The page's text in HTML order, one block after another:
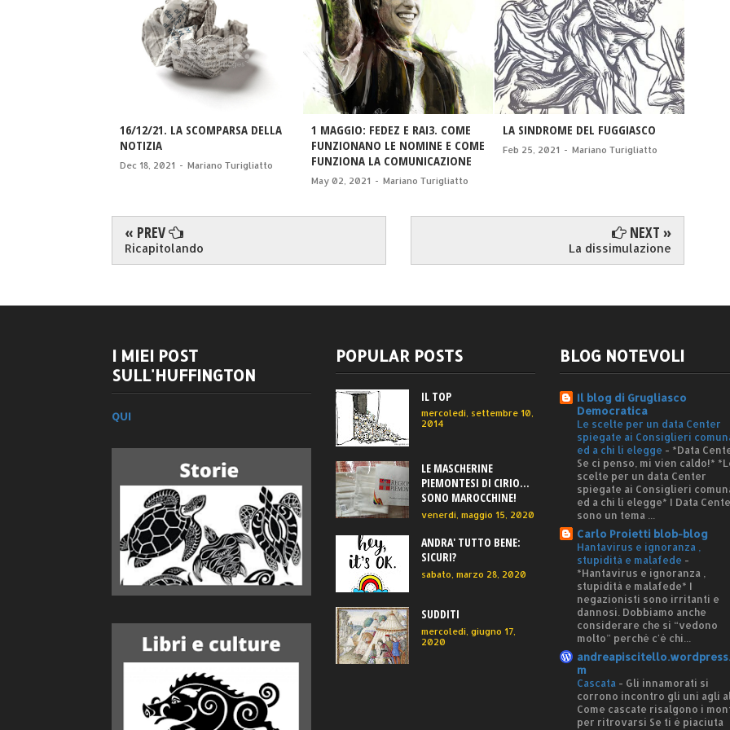
16/12/21. LA SCOMPARSA DELLA
NOTIZIA
Dec 18, 2021 - Mariano Turigliatto
1 MAGGIO: FEDEZ E RAI3. COME
FUNZIONANO LE NOMINE E COME
FUNZIONA LA COMUNICAZIONE
May 02, 2021 - Mariano Turigliatto
LA SINDROME DEL FUGGIASCO
Feb 25, 2021 - Mariano Turigliatto
« PREV
Ricapitolando
NEXT »
La dissimulazione
I MIEI POST
SULL'HUFFINGTON
QUI
POPULAR POSTS
IL TOP
mercoledì, settembre 10,
2014
LE MASCHERINE
PIEMONTESI DI CIRIO...
SONO MAROCCHINE!
venerdì, maggio 15, 2020
ANDRA' TUTTO BENE:
SICURI?
sabato, marzo 28, 2020
SUDDITI
mercoledì, giugno 17,
2020
BLOG NOTEVOLI
Il blog di Grugliasco
Democratica
Le scelte per un data Center
spiegate ai Consiglieri
ed a chi li elegge - *Data
Se ci penso, mi vien caldo!*
scelte per un data Center
spiegate ai Consiglieri
ed a chi li elegge* I Data
sono un tema ...
Carlo Proietti blob-blog
Hantavirus e ignoranza ,
stupidità e malafede -
*Hantavirus e ignoranza ,
stupidità e malafede* I
negazionisti sono irritanti e
dannosi. Dobbiamo anche
considerare che si “vedono
molto” perché c'è chi...
m
Cascata - Gli innamorati si
corrono incontro gli uni agli
Come cascate risalgono i
per ritrovarsi Se ti è piaciuta